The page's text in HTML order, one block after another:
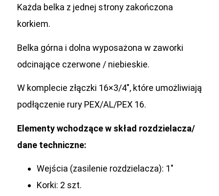
Każda belka z jednej strony zakończona
korkiem.
Belka górna i dolna wyposażona w zaworki
odcinające czerwone / niebieskie.
W komplecie złączki 16×3/4″, które umożliwiają
podłączenie rury PEX/AL/PEX 16.
Elementy wchodzące w skład rozdzielacza/
dane techniczne:
Wejścia (zasilenie rozdzielacza): 1″
Korki: 2 szt.